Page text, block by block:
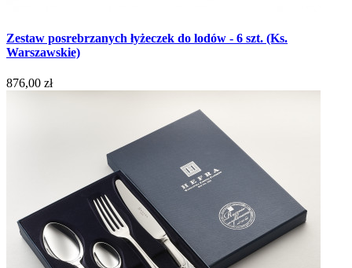
Zestaw posrebrzanych łyżeczek do lodów - 6 szt. (Ks.
Warszawskie)
876,00 zł